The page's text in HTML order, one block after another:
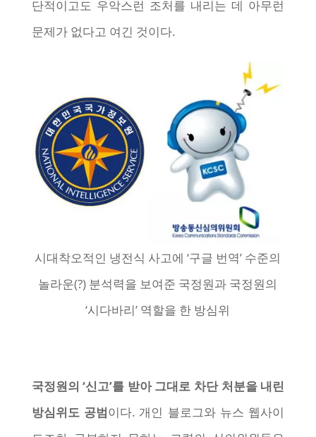
단적이고도 우악스런 조처를 내리는 데 아무런
문제가 없다고 여긴 것이다.
시대착오적인 냉전식 사고에 ‘구글 번역’ 수준의
놀라운(?) 분석력을 보여준 국정원과 국정원의
‘시다바리’ 역할을 한 방심위
국정원의 ‘신고’를 받아 그대로 차단 처분을 내린
방심위도 공범이다. 개인 블로그와 뉴스 웹사이